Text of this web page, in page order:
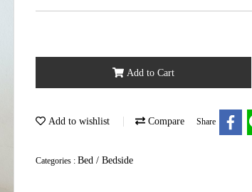
Add to Cart
Add to wishlist Compare Share
Categories : Bed / Bedside